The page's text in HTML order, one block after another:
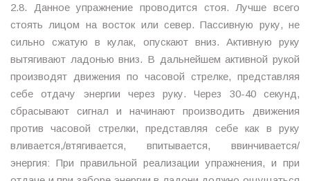
2.8. Данное упражнение проводится стоя. Лучше всего
стоять лицом на восток или север. Пассивную руку, не
сильно сжатую в кулак, опускают вниз. Активную руку
вытягивают ладонью вниз. В дальнейшем активной рукой
производят движения по часовой стрелке, представляя
себе отдачу энергии через руку. Через 30-40 секунд,
сбрасывают сигнал и начинают производить движения
против часовой стрелки, представляя себе как в руку
вливается,/втягивается, впитывается, ввинчивается/
энергия: При правильной реализации упражнения, и при